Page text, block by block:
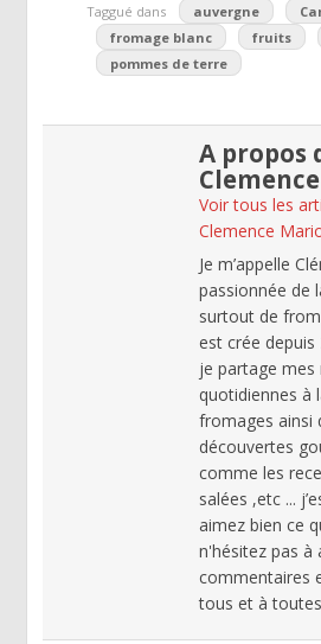
Taggué dans auvergne
fromage blanc
fruits
pommes de terre
A propos
Voir tous les
Clemence
Je m’appelle
passionnée de
surtout de
est crée depuis
je partage mes
quotidiennes à
fromages ainsi
découvertes
comme les
salées ,etc ...
aimez bien ce
n'hésitez pas à
commentaires
tous et à